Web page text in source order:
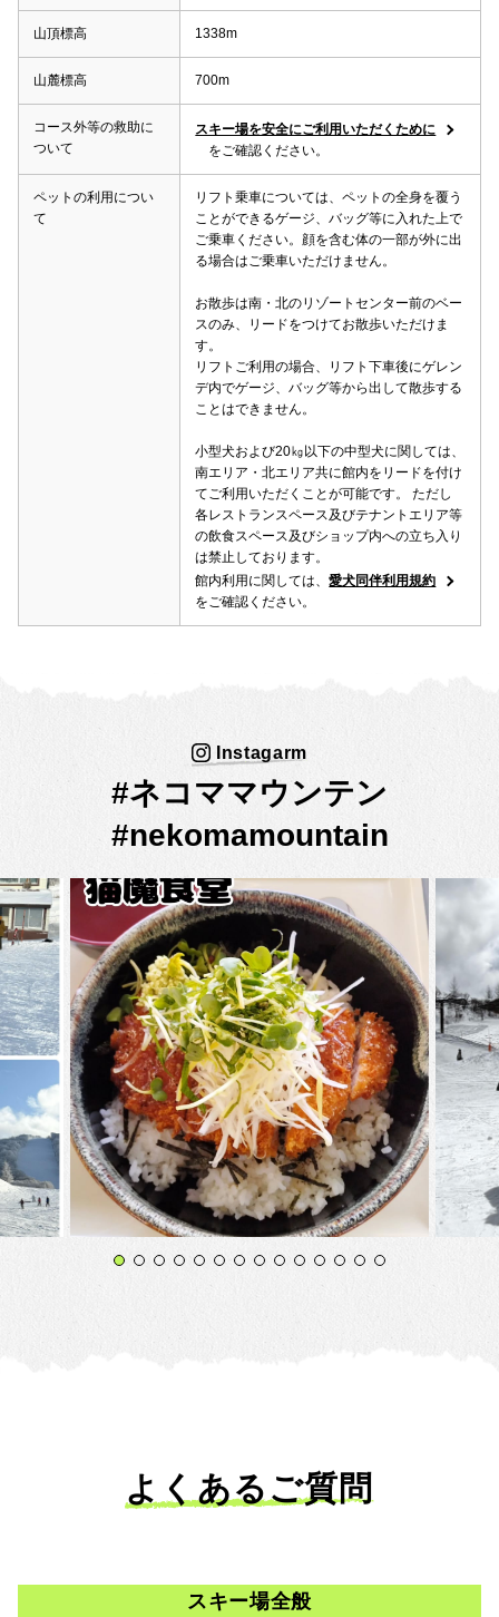
山頂標高 1338m
山麓標高 700m
コース外等の救助に
ついて
スキー場を安全にご利用いただくために
をご確認ください。
ペットの利用につい
て
リフト乗車については、ペットの全身を覆う
ことができるゲージ、バッグ等に入れた上で
ご乗車ください。顔を含む体の一部が外に出
る場合はご乗車いただけません。
お散歩は南・北のリゾートセンター前のベー
スのみ、リードをつけてお散歩いただけま
す。
リフトご利用の場合、リフト下車後にゲレン
デ内でゲージ、バッグ等から出して散歩する
ことはできません。
小型犬および20㎏以下の中型犬に関しては、
南エリア・北エリア共に館内をリードを付け
てご利用いただくことが可能です。 ただし
各レストランスペース及びテナントエリア等
の飲食スペース及びショップ内への立ち入り
は禁止しております。
館内利用に関しては、愛犬同伴利用規約
をご確認ください。
Instagarm
#ネコママウンテン
#nekomamountain
福島県耶麻郡北塩原村 ネコママウンテン北エ
リア （旧猫魔スキー場） センターハウス内 猫
よくあるご質問
スキー場全般